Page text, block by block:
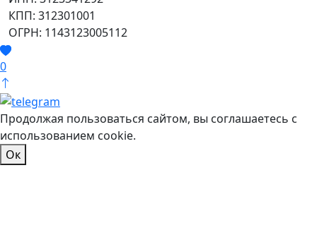
КПП: 312301001
ОГРН: 1143123005112
0
Продолжая пользоваться сайтом, вы соглашаетесь с
использованием cookie.
Ок